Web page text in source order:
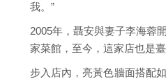
我。”
2005年，聶安與妻子李海蓉
家菜館，至今，這家店也是
步入店內，亮黃色牆面搭配